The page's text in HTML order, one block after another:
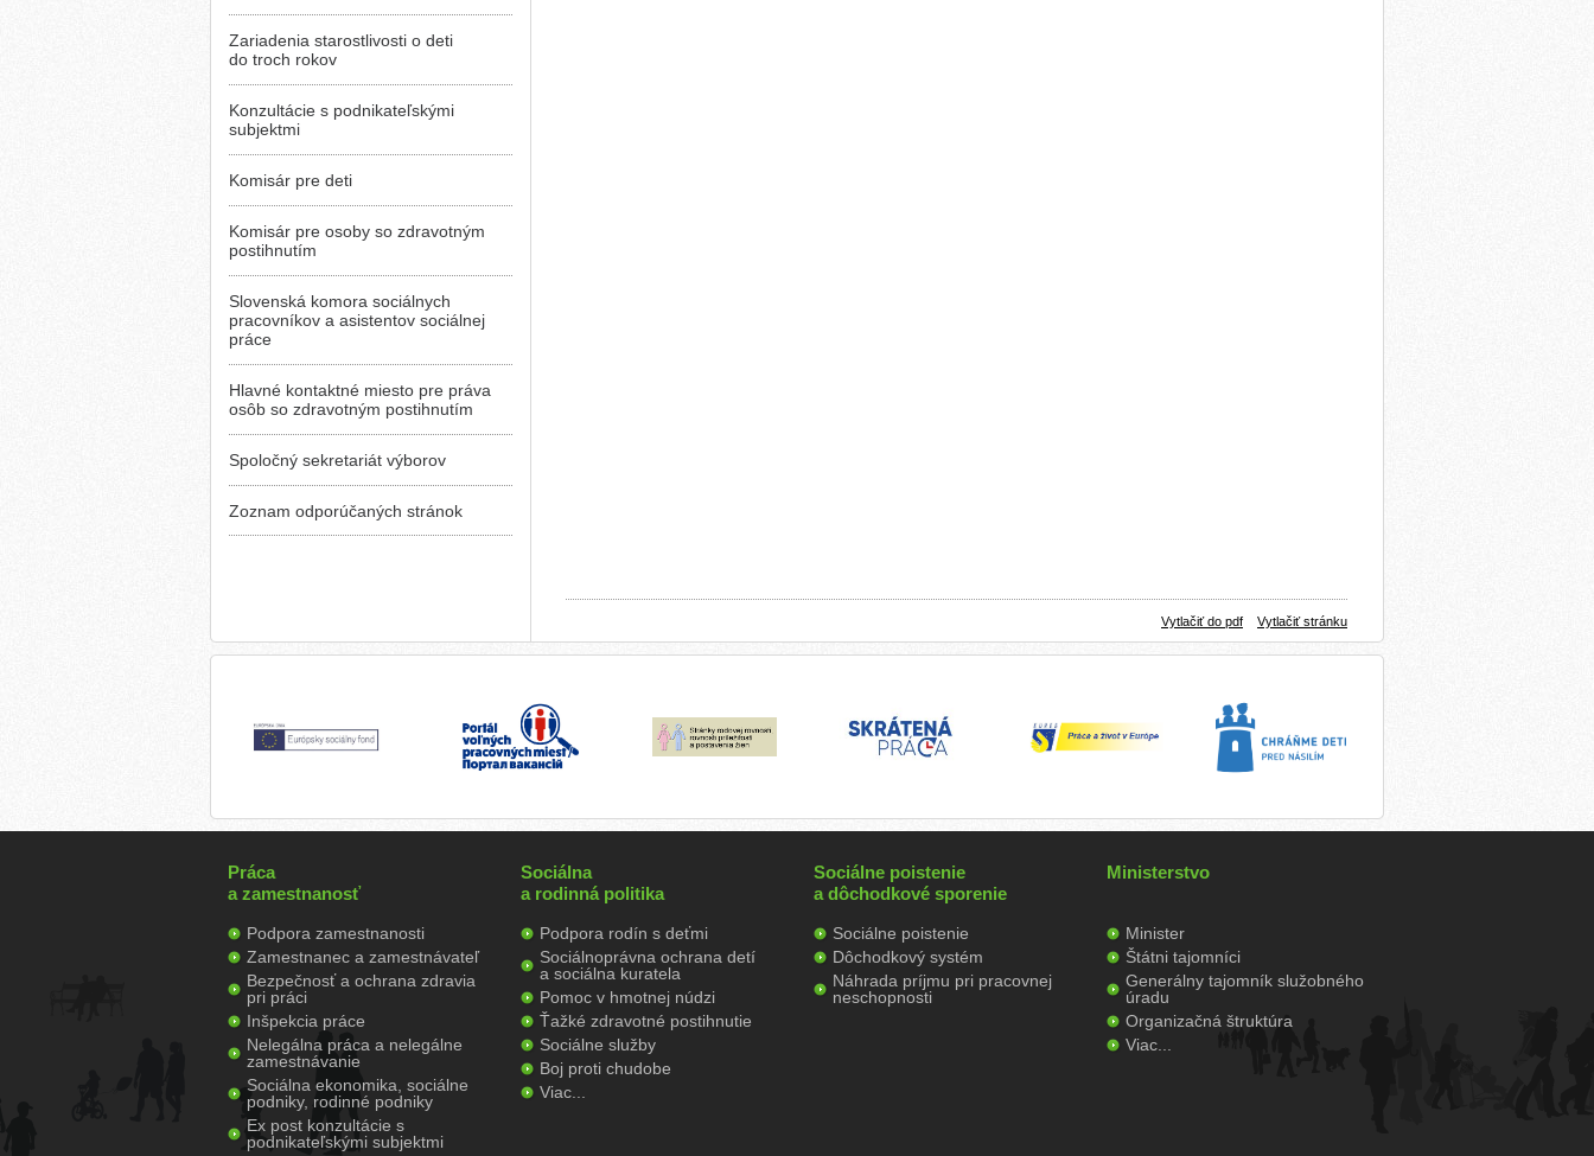
Zariadenia starostlivosti o deti
do troch rokov
Konzultácie s podnikateľskými
subjektmi
Komisár pre deti
Komisár pre osoby so zdravotným
postihnutím
Slovenská komora sociálnych
pracovníkov a asistentov sociálnej
práce
Hlavné kontaktné miesto pre práva
osôb so zdravotným postihnutím
Spoločný sekretariát výborov
Zoznam odporúčaných stránok
Vytlačiť do pdf Vytlačiť stránku
Práca
a zamestnanosť
Podpora zamestnanosti
Zamestnanec a zamestnávateľ
Bezpečnosť a ochrana zdravia
pri práci
Inšpekcia práce
Nelegálna práca a nelegálne
zamestnávanie
Sociálna ekonomika, sociálne
podniky, rodinné podniky
Ex post konzultácie s
podnikateľskými subjektmi
Sociálna
a rodinná politika
Podpora rodín s deťmi
Sociálnoprávna ochrana detí
a sociálna kuratela
Pomoc v hmotnej núdzi
Ťažké zdravotné postihnutie
Sociálne služby
Boj proti chudobe
Viac...
Sociálne poistenie
a dôchodkové sporenie
Sociálne poistenie
Dôchodkový systém
Náhrada príjmu pri pracovnej
neschopnosti
Ministerstvo
Minister
Štátni tajomníci
Generálny tajomník služobného
úradu
Organizačná štruktúra
Viac...